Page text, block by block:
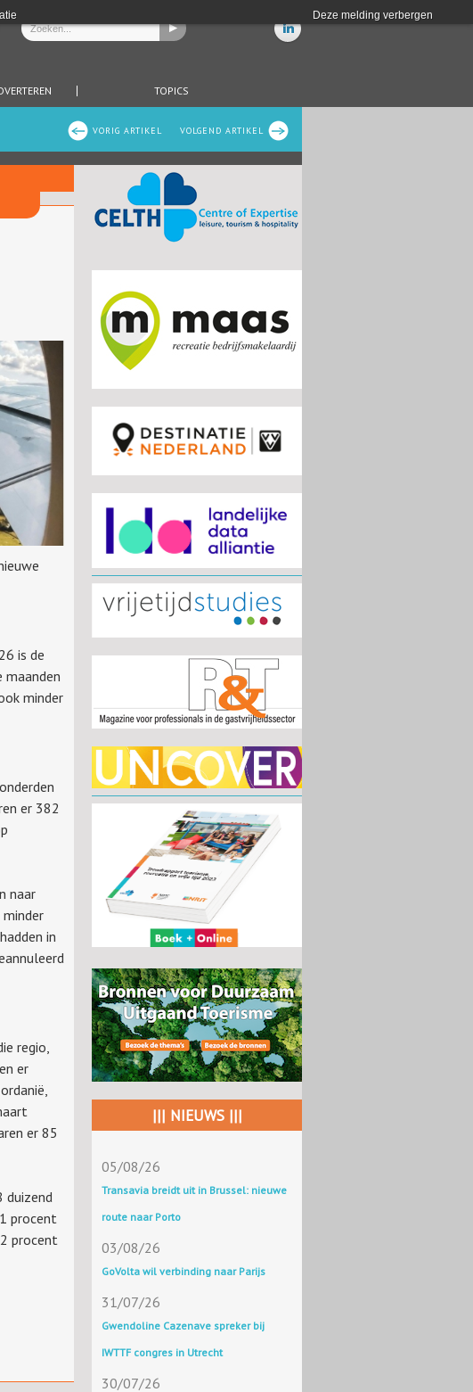
Deze melding verbergen
TOPICS
VOLGEND ARTIKEL
VORIG ARTIKEL
is de
minder
er 382
naar
in
regio,
er
er 85
duizend
procent
procent
||| NIEUWS |||
05/08/26
Transavia breidt uit in Brussel: nieuwe
route naar Porto
03/08/26
GoVolta wil verbinding naar Parijs
31/07/26
Gwendoline Cazenave spreker bij
IWTTF congres in Utrecht
30/07/26